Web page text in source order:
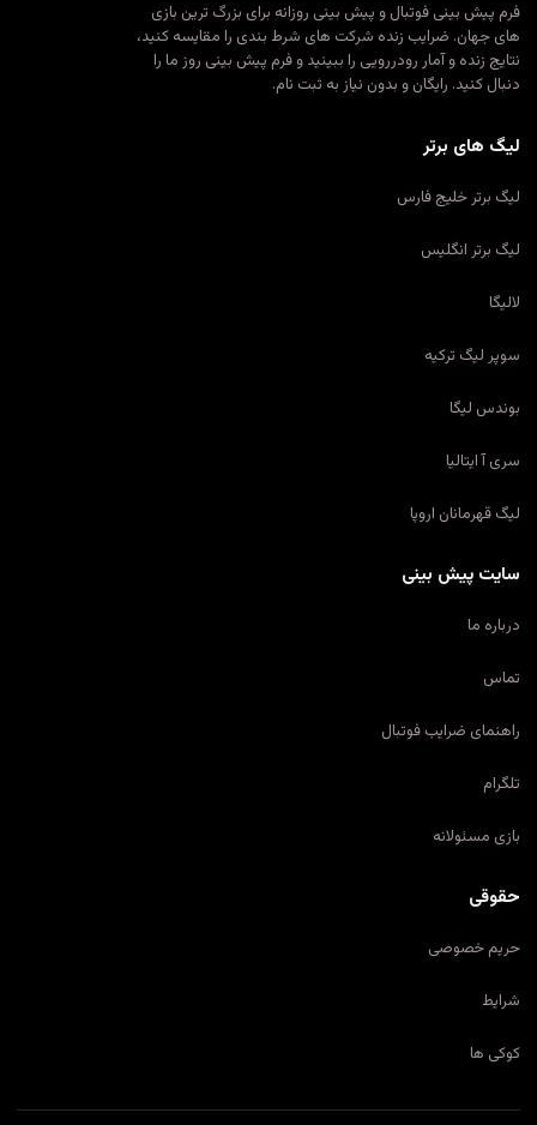
فرم پیش بینی فوتبال و پیش بینی روزانه برای بزرگ ترین بازی
های جهان. ضرایب زنده شرکت های شرط بندی را مقایسه کنید،
نتایج زنده و آمار رودررویی را ببینید و فرم پیش بینی روز ما را
دنبال کنید. رایگان و بدون نیاز به ثبت نام.
لیگ های برتر
لیگ برتر خلیج فارس
لیگ برتر انگلیس
لالیگا
سوپر لیگ ترکیه
بوندس لیگا
سری آ ایتالیا
لیگ قهرمانان اروپا
سایت پیش بینی
درباره ما
تماس
راهنمای ضرایب فوتبال
تلگرام
بازی مسئولانه
حقوقی
حریم خصوصی
شرایط
کوکی ها